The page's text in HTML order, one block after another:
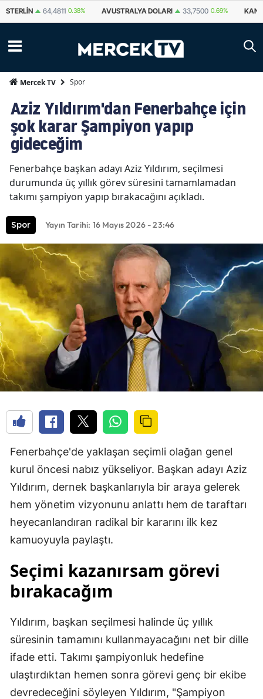
STERLIN 64,4811 0.38% AVUSTRALYA DOLARI 33,7500 0.69%
Mercek TV Spor
Aziz Yıldırım'dan Fenerbahçe için
şok karar Şampiyon yapıp
gideceğim
Fenerbahçe başkan adayı Aziz Yıldırım, seçilmesi
durumunda üç yıllık görev süresini tamamlamadan
takımı şampiyon yapıp bırakacağını açıkladı.
Spor Yayın Tarihi: 16 Mayıs 2026 - 23:46
Fenerbahçe'de yaklaşan seçimli olağan genel
kurul öncesi nabız yükseliyor. Başkan adayı Aziz
Yıldırım, dernek başkanlarıyla bir araya gelerek
hem yönetim vizyonunu anlattı hem de taraftarı
heyecanlandıran radikal bir kararını ilk kez
kamuoyuyla paylaştı.
Seçimi kazanırsam görevi
bırakacağım
Yıldırım, başkan seçilmesi halinde üç yıllık
süresinin tamamını kullanmayacağını net bir dille
ifade etti. Takımı şampiyonluk hedefine
ulaştırdıktan hemen sonra görevi genç bir ekibe
devredeceğini söyleyen Yıldırım, "Şampiyon